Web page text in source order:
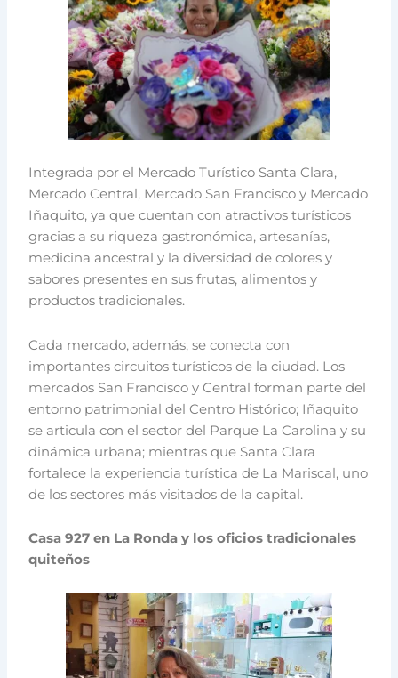
Integrada por el Mercado Turístico Santa Clara,
Mercado Central, Mercado San Francisco y Mercado
Iñaquito, ya que cuentan con atractivos turísticos
gracias a su riqueza gastronómica, artesanías,
medicina ancestral y la diversidad de colores y
sabores presentes en sus frutas, alimentos y
productos tradicionales.
Cada mercado, además, se conecta con
importantes circuitos turísticos de la ciudad. Los
mercados San Francisco y Central forman parte del
entorno patrimonial del Centro Histórico; Iñaquito
se articula con el sector del Parque La Carolina y su
dinámica urbana; mientras que Santa Clara
fortalece la experiencia turística de La Mariscal, uno
de los sectores más visitados de la capital.
Casa 927 en La Ronda y los oficios tradicionales
quiteños